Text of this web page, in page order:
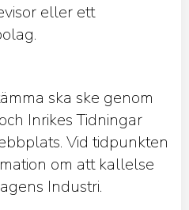
eller ett
ska ske genom
Inrikes Tidningar
Vid tidpunkten
om att kallelse
Industri.